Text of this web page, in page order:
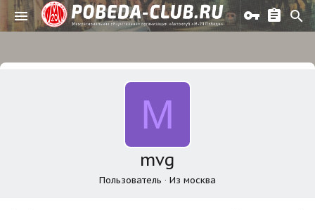
M
mvg
Пользователь · Из москва